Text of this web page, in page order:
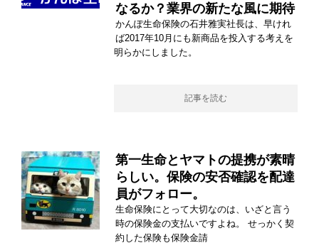
なるか？業界の新たな風に期待
かんぽ生命保険の石井雅実社長は、早けれ
ば2017年10月にも新商品を投入する考えを
明らかにしました。
記事を読む
第一生命とヤマトの提携が素晴
らしい。保険の安否確認を配達
員がフォロー。
生命保険にとって大切なのは、いざと言う
時の保険金の支払いですよね。 せっかく契
約した保険も保険金請